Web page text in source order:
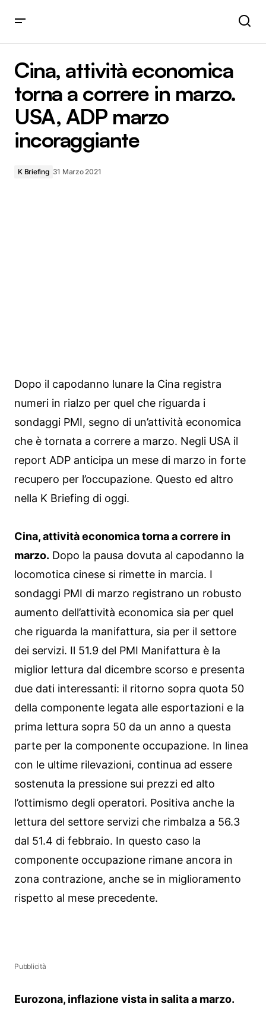
ADP marzo incoraggiante
Cina, attività economica
torna a correre in marzo.
USA, ADP marzo
incoraggiante
K Briefing 31 Marzo 2021
Dopo il capodanno lunare la Cina registra
numeri in rialzo per quel che riguarda i
sondaggi PMI, segno di un’attività economica
che è tornata a correre a marzo. Negli USA il
report ADP anticipa un mese di marzo in forte
recupero per l’occupazione. Questo ed altro
nella K Briefing di oggi.
Cina, attività economica torna a correre in
marzo. Dopo la pausa dovuta al capodanno la
locomotica cinese si rimette in marcia. I
sondaggi PMI di marzo registrano un robusto
aumento dell’attività economica sia per quel
che riguarda la manifattura, sia per il settore
dei servizi. Il 51.9 del PMI Manifattura è la
miglior lettura dal dicembre scorso e presenta
due dati interessanti: il ritorno sopra quota 50
della componente legata alle esportazioni e la
prima lettura sopra 50 da un anno a questa
parte per la componente occupazione. In linea
con le ultime rilevazioni, continua ad essere
sostenuta la pressione sui prezzi ed alto
l’ottimismo degli operatori. Positiva anche la
lettura del settore servizi che rimbalza a 56.3
dal 51.4 di febbraio. In questo caso la
componente occupazione rimane ancora in
zona contrazione, anche se in miglioramento
rispetto al mese precedente.
Pubblicità
Eurozona, inflazione vista in salita a marzo.